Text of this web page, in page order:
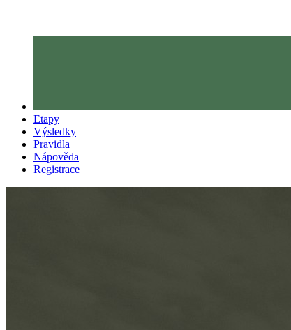
Etapy
Výsledky
Pravidla
Nápověda
Registrace